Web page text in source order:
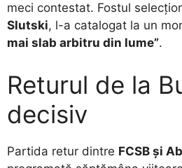
meci contestat. Fostul
Slutski, l-a catalogat la un
mai slab arbitru din lume”.
Returul de la
decisiv
Partida retur dintre FCSB și